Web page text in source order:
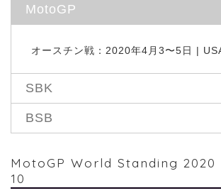
MotoGP
オースチン戦：2020年4月3〜5日 |
SBK
BSB
MotoGP World Standing 2020
10